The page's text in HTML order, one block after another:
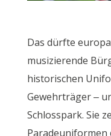
Das dürfte
musizierende
historischen
Gewehrträger –
Schlosspark. Sie